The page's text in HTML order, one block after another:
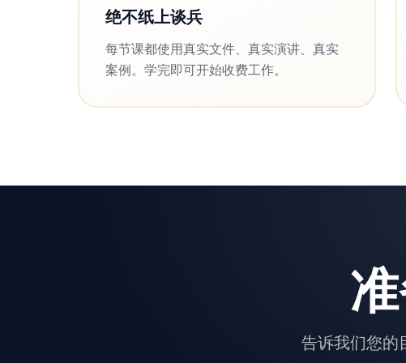
绝不纸上谈兵
每节课都使用真实文件、真实演讲、真实
案例。学完即可开始收费工作。
告诉我们您的